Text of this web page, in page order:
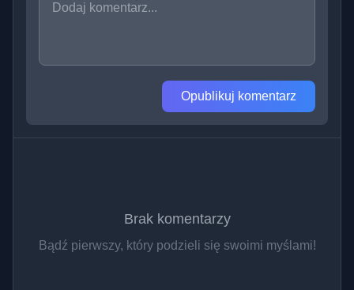
Opublikuj komentarz
Brak komentarzy
Bądź pierwszy, który podzieli się swoimi myślami!